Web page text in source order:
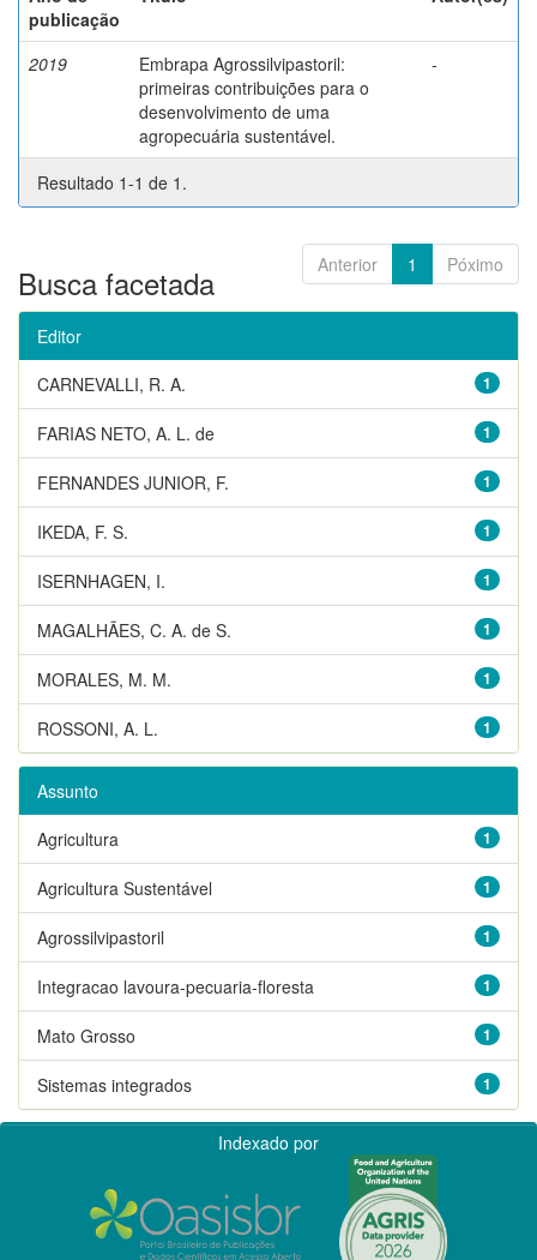
publicação
2019
Embrapa Agrossilvipastoril:
primeiras contribuições para o
desenvolvimento de uma
agropecuária sustentável.
-
Resultado 1-1 de 1.
Anterior 1 Póximo
Busca facetada
Editor
1
CARNEVALLI, R. A.
1
FARIAS NETO, A. L. de
1
FERNANDES JUNIOR, F.
1
IKEDA, F. S.
1
ISERNHAGEN, I.
1
MAGALHÃES, C. A. de S.
1
MORALES, M. M.
1
ROSSONI, A. L.
Assunto
1
Agricultura
1
Agricultura Sustentável
1
Agrossilvipastoril
1
Integracao lavoura-pecuaria-floresta
1
Mato Grosso
1
Sistemas integrados
Indexado por